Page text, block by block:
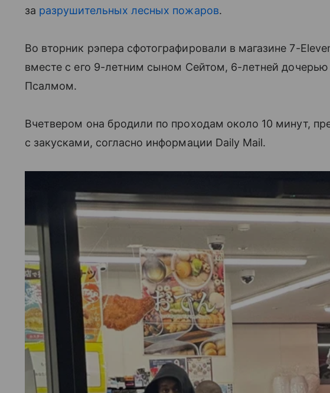
за разрушительных лесных пожаров.
Во вторник рэпера сфотографировали в магазине 7-
вместе с его 9-летним сыном Сейтом, 6-летней
Псалмом.
Вчетвером она бродили по проходам около 10 минут,
с закусками, согласно информации Daily Mail.